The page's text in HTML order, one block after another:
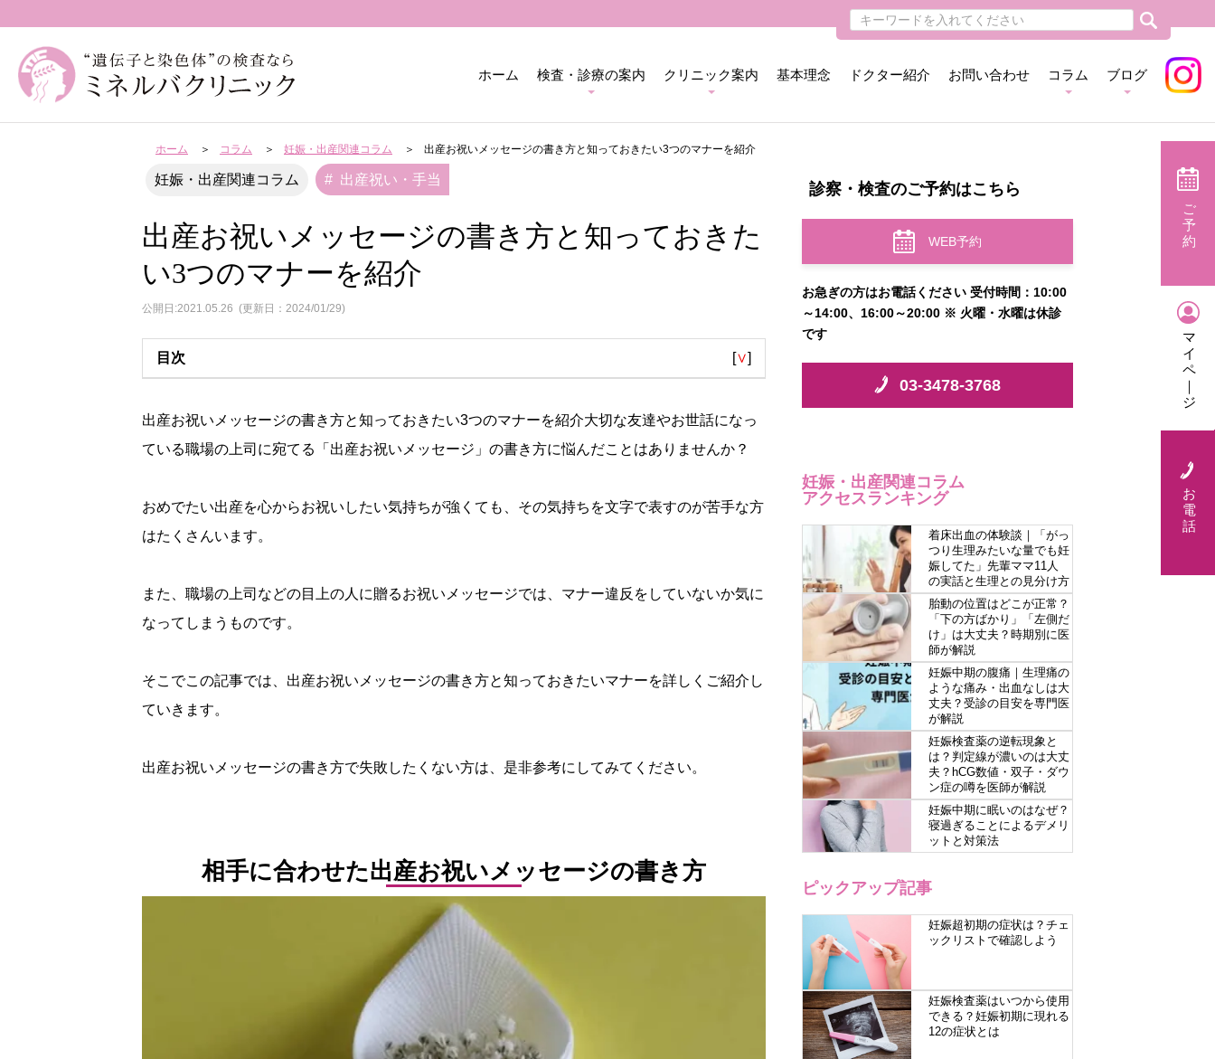
ホーム 検査・診療の案内 クリニック案内 基本理念 ドクター紹介 お問い合わせ コラム ブログ
ホーム コラム 妊娠・出産関連コラム 出産お祝いメッセージの書き方と知っておきたい3つのマナーを紹介
妊娠・出産関連コラム 出産祝い・手当
出産お祝いメッセージの書き方と知っておきた
い3つのマナーを紹介
公開日:2021.05.26 (更新日：2024/01/29)
目次 [∨]
出産お祝いメッセージの書き方と知っておきたい3つのマナーを紹介大切な友達やお世話になっ
ている職場の上司に宛てる「出産お祝いメッセージ」の書き方に悩んだことはありませんか？
おめでたい出産を心からお祝いしたい気持ちが強くても、その気持ちを文字で表すのが苦手な方
はたくさんいます。
また、職場の上司などの目上の人に贈るお祝いメッセージでは、マナー違反をしていないか気に
なってしまうものです。
そこでこの記事では、出産お祝いメッセージの書き方と知っておきたいマナーを詳しくご紹介し
ていきます。
出産お祝いメッセージの書き方で失敗したくない方は、是非参考にしてみてください。
相手に合わせた出産お祝いメッセージの書き方
診察・検査のご予約はこちら
WEB予約
お急ぎの方はお電話ください 受付時間：10:00
～14:00、16:00～20:00 ※ 火曜・水曜は休診
です
03-3478-3768
妊娠・出産関連コラム
アクセスランキング
着床出血の体験談｜「がっ
つり生理みたいな量でも妊
娠してた」先輩ママ11人
の実話と生理との見分け方
胎動の位置はどこが正常？
「下の方ばかり」「左側だ
け」は大丈夫？時期別に医
師が解説
妊娠中期の腹痛｜生理痛の
ような痛み・出血なしは大
丈夫？受診の目安を専門医
が解説
妊娠検査薬の逆転現象と
は？判定線が濃いのは大丈
夫？hCG数値・双子・ダウ
ン症の噂を医師が解説
妊娠中期に眠いのはなぜ？
寝過ぎることによるデメリ
ットと対策法
ピックアップ記事
妊娠超初期の症状は？チェ
ックリストで確認しよう
妊娠検査薬はいつから使用
できる？妊娠初期に現れる
12の症状とは
ご
予
約
マ
イ
ペ
｜
ジ
お
電
話